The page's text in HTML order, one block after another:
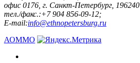
офис 0176, г. Санкт-Петербург, 196240
тел./факс.:+7 904 856-09-12;
E-mail:info@ethnopetersburg.ru
АОММО